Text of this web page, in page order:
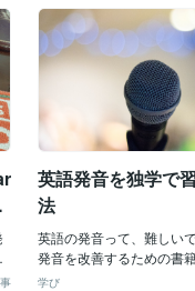
u. （持ってあげるよ！）
と決めたことは will。
少なくとも私が学生の頃
は習いませんでした。今
う？発音記号を習ってい
英語教育がなぜ発音学習
は興味深い問題ではあり
は一旦置いておきます。
本で教育を受けた多くの
音を学んだ経験が無い、
す。これは実はとても大
下の単語をご覧下さい。
る と sea - 海 ですね。単
んどの方がご存知かと思
発音は？このふたつ、発
か？違いますか？では、
英語発音を独学で
法
英語の発音って、難しい
発音を改善するための書
オンラインレッスンなど
学び